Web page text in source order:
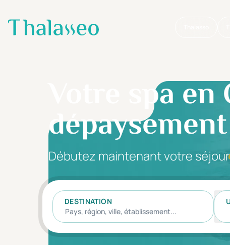
Aller au contenu principal
Votre spa
dépaysement
Débutez maintenant votre séjour
DESTINATION